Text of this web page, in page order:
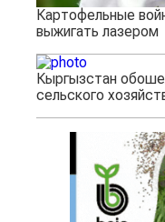
Картофельные
выжигать лазером
Кыргызстан
сельского